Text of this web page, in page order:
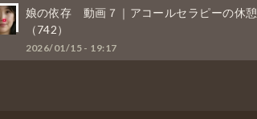
娘の依存 動画７｜アコールセラピーの休憩
（742）
2026/01/15 - 19:17